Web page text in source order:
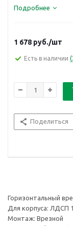
Подробнее
1 678 руб./шт
Есть в наличии
Поделиться
Горизонтальный
Для корпуса: ЛДСП
Монтаж: Врезной